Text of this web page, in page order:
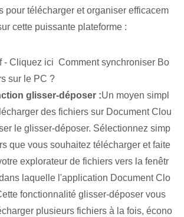
pour télécharger et organiser efficacem
cette puissante plateforme :
- Cliquez ici Comment synchroniser Bo
sur le PC ?
glisser-déposer⁢ :Un moyen simpl
des fichiers sur Document Clou
le glisser-déposer. Sélectionnez simp
que vous souhaitez télécharger et faite
explorateur de fichiers vers la fenêtr
laquelle l'application Document Clo
fonctionnalité glisser-déposer vous
plusieurs fichiers à la fois, écono